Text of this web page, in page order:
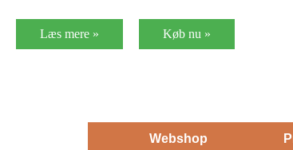
Læs mere » Køb nu »
Webshop